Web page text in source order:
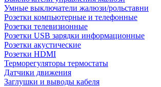
Умные выключатели жалюзи/рольставни
Розетки компьютерные и телефонные
Розетки телевизионные
Розетки USB зарядки информационные
Розетки акустические
Розетки HDMI
Терморегуляторы термостаты
Датчики движения
Заглушки и выводы кабеля